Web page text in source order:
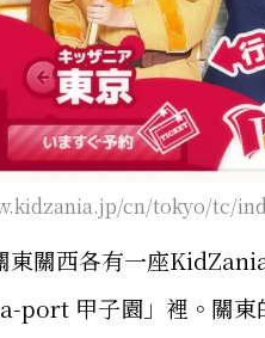
cn/tokyo/tc/
東關西各有一座
port 甲子園」裡。關